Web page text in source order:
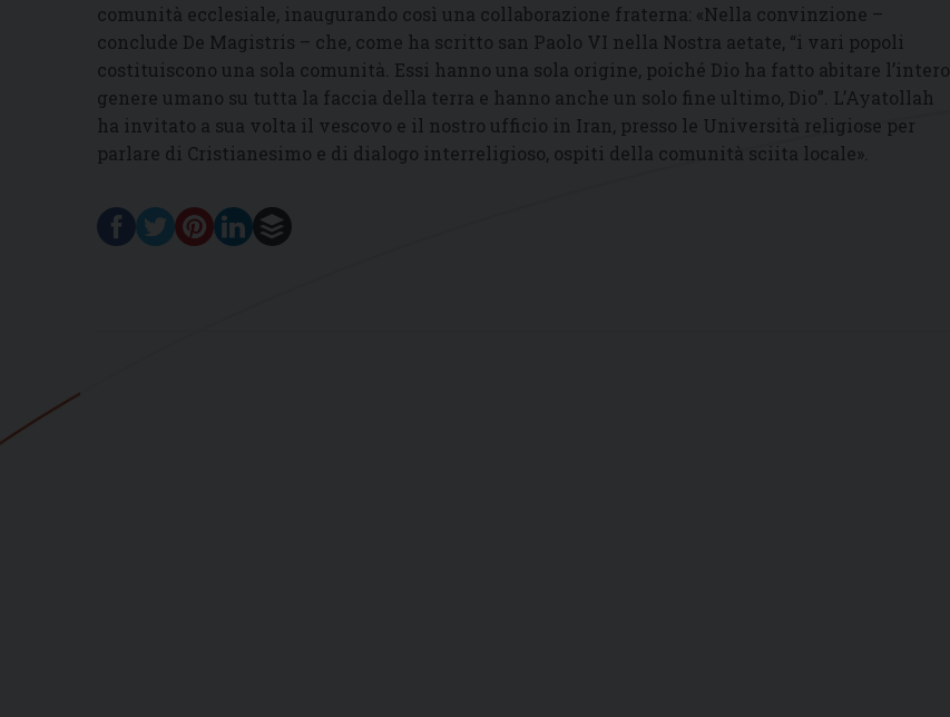
comunità ecclesiale, inaugurando così una collaborazione fraterna: «Nella convinzione –
conclude De Magistris – che, come ha scritto san Paolo VI nella Nostra aetate, “i vari popoli
costituiscono una sola comunità. Essi hanno una sola origine, poiché Dio ha fatto abitare l’intero
genere umano su tutta la faccia della terra e hanno anche un solo fine ultimo, Dio”. L’Ayatollah
ha invitato a sua volta il vescovo e il nostro ufficio in Iran, presso le Università religiose per
parlare di Cristianesimo e di dialogo interreligioso, ospiti della comunità sciita locale».